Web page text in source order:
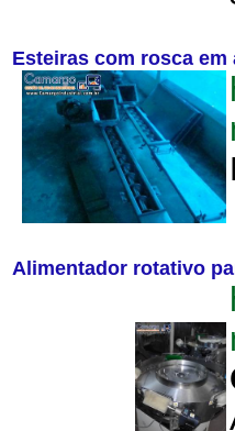
Esteiras com rosca em
Alimentador rotativo